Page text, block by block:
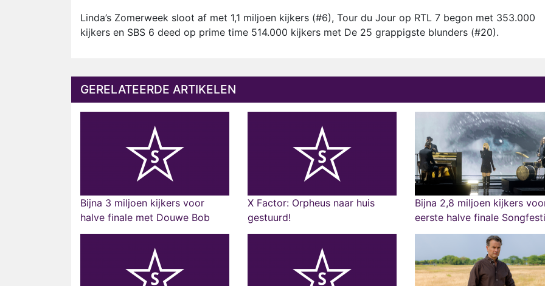
Linda’s Zomerweek sloot af met 1,1 miljoen kijkers (#6), Tour du Jour op RTL 7 begon met 353.000
kijkers en SBS 6 deed op prime time 514.000 kijkers met De 25 grappigste blunders (#20).
GERELATEERDE ARTIKELEN
Bijna 3 miljoen kijkers voor
halve finale met Douwe Bob
X Factor: Orpheus naar huis
gestuurd!
Bijna 2,8 miljoen kijkers
eerste halve finale